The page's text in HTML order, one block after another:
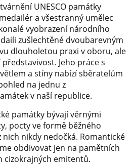
UNESCO památky
a všestranný umělec
vyobrazení národního
zušlechtěné dvoubarevným
dlouholetou praxi v oboru, ale
Jeho práce s
a stíny nabízí sběratelům
na jednu z
v naší republice.
památky bývají věrnými
pocty ve formě běžného
nich nikdy nedočká. Romantické
obdivovat jen na pamětních
cizokrajných emitentů.